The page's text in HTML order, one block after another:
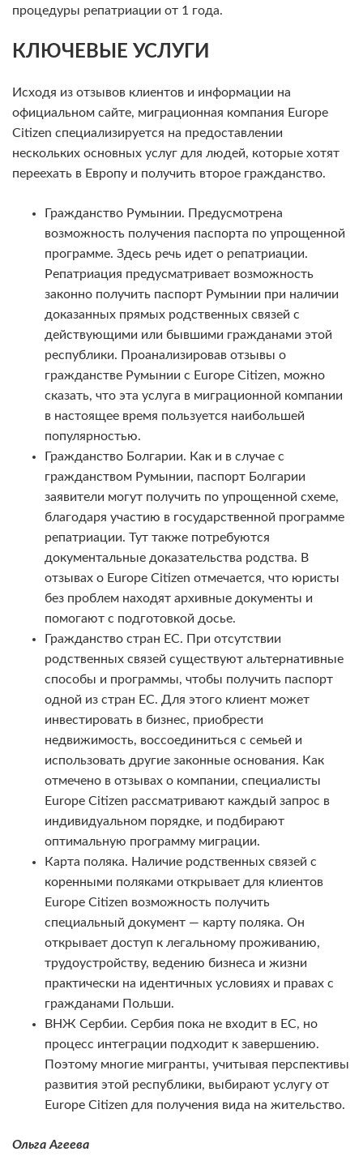
процедуры репатриации от 1 года.
КЛЮЧЕВЫЕ УСЛУГИ
Исходя из отзывов клиентов и информации на
официальном сайте, миграционная компания Europe
Citizen специализируется на предоставлении
нескольких основных услуг для людей, которые хотят
переехать в Европу и получить второе гражданство.
Гражданство Румынии. Предусмотрена
возможность получения паспорта по упрощенной
программе. Здесь речь идет о репатриации.
Репатриация предусматривает возможность
законно получить паспорт Румынии при наличии
доказанных прямых родственных связей с
действующими или бывшими гражданами этой
республики. Проанализировав отзывы о
гражданстве Румынии с Europe Citizen, можно
сказать, что эта услуга в миграционной компании
в настоящее время пользуется наибольшей
популярностью.
Гражданство Болгарии. Как и в случае с
гражданством Румынии, паспорт Болгарии
заявители могут получить по упрощенной схеме,
благодаря участию в государственной программе
репатриации. Тут также потребуются
документальные доказательства родства. В
отзывах о Europe Citizen отмечается, что юристы
без проблем находят архивные документы и
помогают с подготовкой досье.
Гражданство стран ЕС. При отсутствии
родственных связей существуют альтернативные
способы и программы, чтобы получить паспорт
одной из стран ЕС. Для этого клиент может
инвестировать в бизнес, приобрести
недвижимость, воссоединиться с семьей и
использовать другие законные основания. Как
отмечено в отзывах о компании, специалисты
Europe Citizen рассматривают каждый запрос в
индивидуальном порядке, и подбирают
оптимальную программу миграции.
Карта поляка. Наличие родственных связей с
коренными поляками открывает для клиентов
Europe Citizen возможность получить
специальный документ — карту поляка. Он
открывает доступ к легальному проживанию,
трудоустройству, ведению бизнеса и жизни
практически на идентичных условиях и правах с
гражданами Польши.
ВНЖ Сербии. Сербия пока не входит в ЕС, но
процесс интеграции подходит к завершению.
Поэтому многие мигранты, учитывая перспективы
развития этой республики, выбирают услугу от
Europe Citizen для получения вида на жительство.
Ольга Агеева